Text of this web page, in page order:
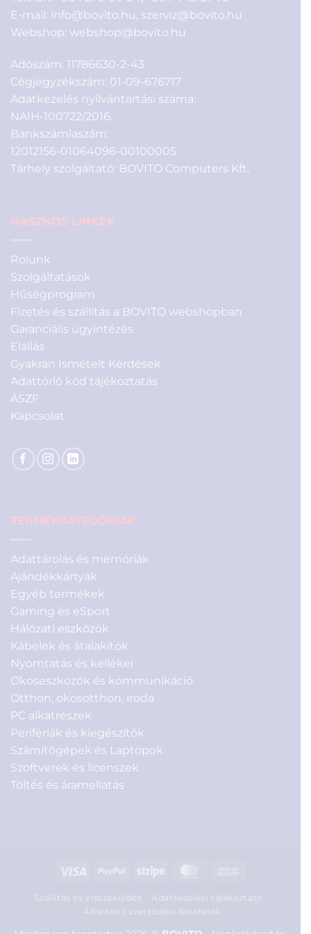
E-mail: info@bovito.hu, szerviz@bovito.hu
Webshop: webshop@bovito.hu
Adószám: 11786630-2-43
Cégjegyzékszám: 01-09-676717
Adatkezelés nyilvántartási száma:
NAIH-100722/2016.
Bankszámlaszám:
12012156-01064096-00100005
Tárhely szolgáltató: BOVITO Computers Kft.
HASZNOS LINKEK
Rólunk
Szolgáltatások
Hűségprogram
Fizetés és szállítás a BOVITO webshopban
Garanciális ügyintézés
Elállás
Gyakran Ismételt Kérdések
Adattörlő kód tájékoztatás
ÁSZF
Kapcsolat
TERMÉKKATEGÓRIÁK
Adattárolás és memóriák
Ajándékkártyák
Egyéb termékek
Gaming és eSport
Hálózati eszközök
Kábelek és átalakítók
Nyomtatás és kellékei
Okoseszközök és kommunikáció
Otthon, okosotthon, iroda
PC alkatrészek
Perifériák és kiegészítők
Számítógépek és Laptopok
Szoftverek és licenszek
Töltés és áramellátás
Visa PayPal Stripe MasterCard
Delivery
Szállítás és visszaküldés
Adatkezelési tájékoztató
Általános szerződési feltételek